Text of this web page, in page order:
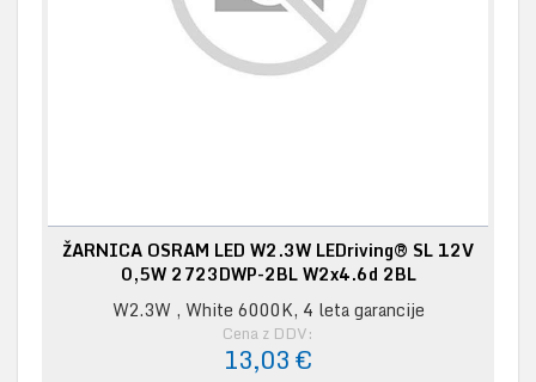
ŽARNICA OSRAM LED W2.3W LEDriving® SL 12V
0,5W 2723DWP-2BL W2x4.6d 2BL
W2.3W , White 6000K, 4 leta garancije
Cena z DDV:
13,03 €